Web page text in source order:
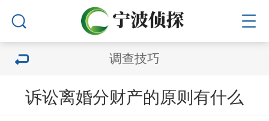
调查技巧
诉讼离婚分财产的原则有什么